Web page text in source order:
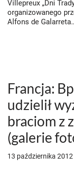
Villepreux „Dni
organizowanego
Alfons de
Francja:
udzielił
braciom z
(galerie
13 października 2012